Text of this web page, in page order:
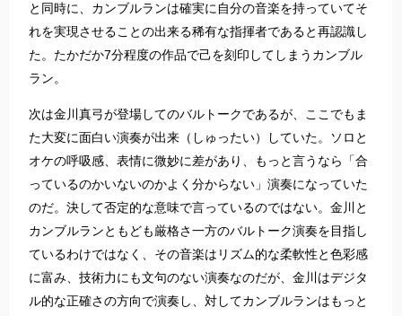
と同時に、カンブルランは確実に自分の音楽を持っていてそ
れを実現させることの出来る稀有な指揮者であると再認識し
た。たかだか7分程度の作品で己を刻印してしまうカンブル
ラン。
次は金川真弓が登場してのバルトークであるが、ここでもま
た大変に面白い演奏が出来（しゅったい）していた。ソロと
オケの呼吸感、表情に微妙に差があり、もっと言うなら「合
っているのかいないのかよく分からない」演奏になっていた
のだ。決して否定的な意味で言っているのではない。金川と
カンブルランともども厳格さ一方のバルトーク演奏を目指し
ているわけではなく、その音楽はリズム的な柔軟性と色彩感
に富み、技術力にも文句のない演奏なのだが、金川はデジタ
ル的な正確さの方向で演奏し、対してカンブルランはもっと